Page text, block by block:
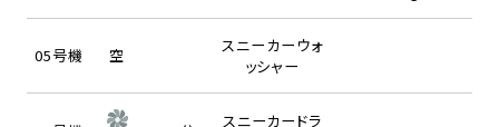
05号機 空
スニーカーウォ
ッシャー
スニーカードラ